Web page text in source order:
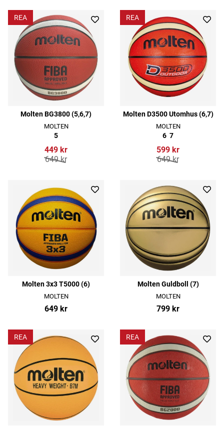
REA
Molten BG3800 (5,6,7)
MOLTEN
5
449 kr
649 kr
REA
Molten D3500 Utomhus (6,7)
MOLTEN
6 7
599 kr
649 kr
Molten 3x3 T5000 (6)
MOLTEN
649 kr
Molten Guldboll (7)
MOLTEN
799 kr
REA REA